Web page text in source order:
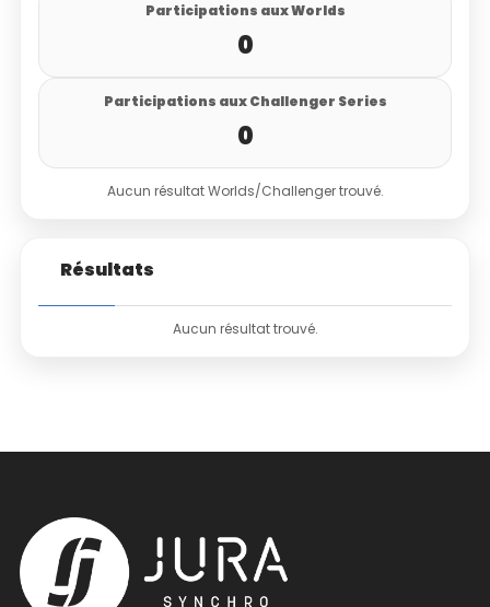
Participations aux Worlds
0
Participations aux Challenger Series
0
Aucun résultat Worlds/Challenger trouvé.
Résultats
Aucun résultat trouvé.